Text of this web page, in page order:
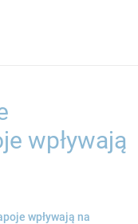
wpływają
wpływają na